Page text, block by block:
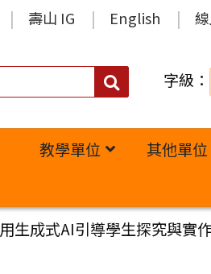
壽山 IG English
搜
字級：
教學單位 其他單位
成式AI引導學生探究與實作